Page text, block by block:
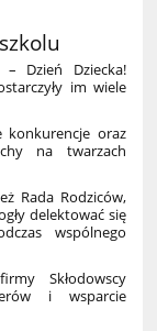
Dzień Dziecka!
im wiele
konkurencje oraz
na twarzach
Rada Rodziców,
delektować się
wspólnego
Skłodowscy
i wsparcie